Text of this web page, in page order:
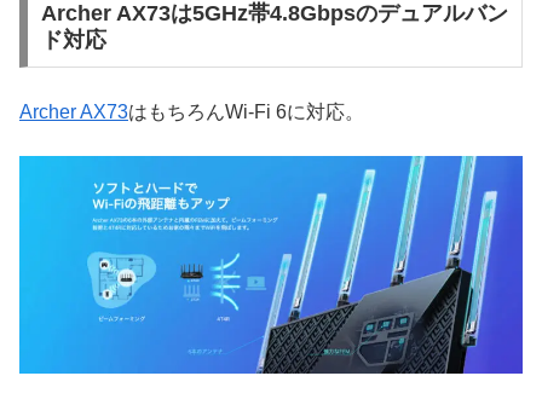
Archer AX73は5GHz帯4.8Gbpsのデュアルバン
ド対応
Archer AX73はもちろんWi-Fi 6に対応。